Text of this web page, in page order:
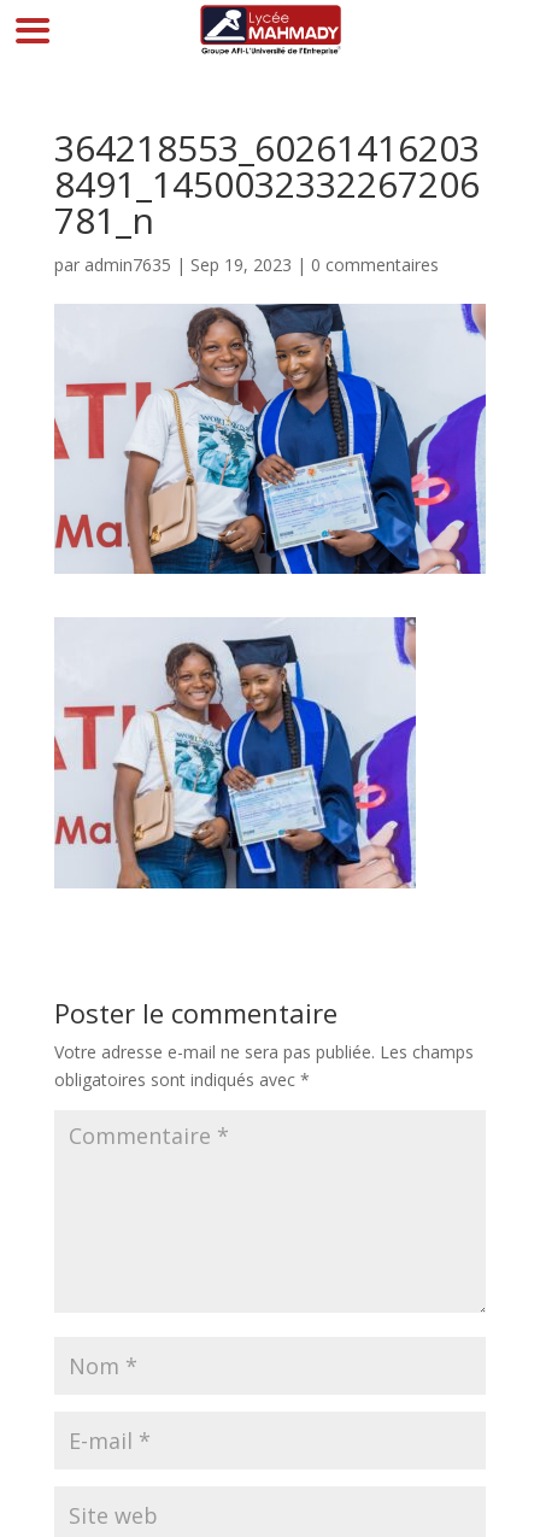
364218553_60261416203
8491_1450032332267206
781_n
par admin7635 | Sep 19, 2023 | 0 commentaires
Poster le commentaire
Votre adresse e-mail ne sera pas publiée. Les champs
obligatoires sont indiqués avec *